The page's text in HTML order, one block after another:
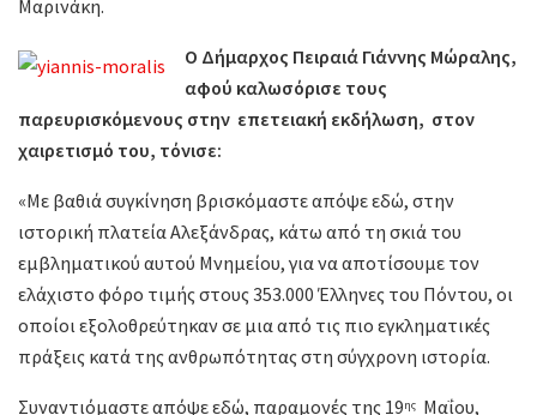
Μαρινάκη.
Ο Δήμαρχος Πειραιά Γιάννης Μώραλης,
αφού καλωσόρισε τους
παρευρισκόμενους στην επετειακή εκδήλωση, στον
χαιρετισμό του, τόνισε:
«Με βαθιά συγκίνηση βρισκόμαστε απόψε εδώ, στην
ιστορική πλατεία Αλεξάνδρας, κάτω από τη σκιά του
εμβληματικού αυτού Μνημείου, για να αποτίσουμε τον
ελάχιστο φόρο τιμής στους 353.000 Έλληνες του Πόντου, οι
οποίοι εξολοθρεύτηκαν σε μια από τις πιο εγκληματικές
πράξεις κατά της ανθρωπότητας στη σύγχρονη ιστορία.
Συναντιόμαστε απόψε εδώ, παραμονές της 19ης Μαΐου,